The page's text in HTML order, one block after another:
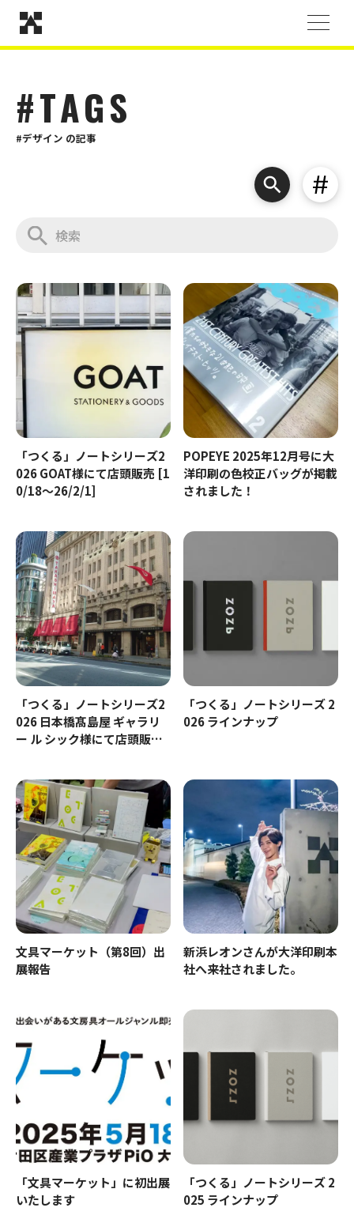
#TAGS
#デザイン の記事
「つくる」ノートシリーズ2
026 GOAT様にて店頭販売 [1
0/18～26/2/1]
POPEYE 2025年12月号に大
洋印刷の色校正バッグが掲載
されました！
「つくる」ノートシリーズ2
026 日本橋髙島屋 ギャラリ
ー ル シック様にて店頭販売
「つくる」ノートシリーズ 2
026 ラインナップ
文具マーケット（第8回）出
展報告
新浜レオンさんが大洋印刷本
社へ来社されました。
「文具マーケット」に初出展
いたします
「つくる」ノートシリーズ 2
025 ラインナップ